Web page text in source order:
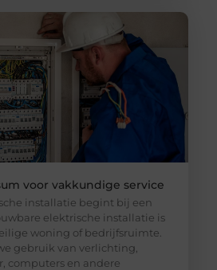
voor vakkundige service
installatie begint bij een
elektrische installatie is
woning of bedrijfsruimte.
gebruik van verlichting,
computers en andere